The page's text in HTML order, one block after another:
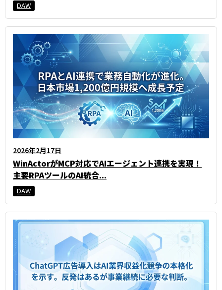
DAW
2026年2月17日
WinActorがMCP対応でAIエージェント連携を実現！
主要RPAツールのAI統合...
DAW